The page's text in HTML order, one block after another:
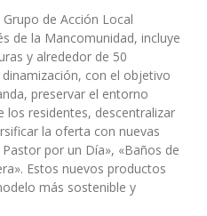
de Acción Local
de la Mancomunidad, incluye
y alrededor de 50
con el objetivo
preservar el entorno
los residentes, descentralizar
la oferta con nuevas
por un Día», «Baños de
Estos nuevos productos
más sostenible y